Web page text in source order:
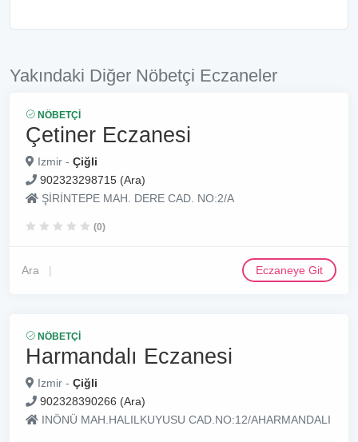
Yakındaki Diğer Nöbetçi Eczaneler
NÖBETÇI
Çetiner Eczanesi
Izmir - Çiğli
902323298715 (Ara)
ŞİRİNTEPE MAH. DERE CAD. NO:2/A
(0)
Ara Eczaneye Git
NÖBETÇI
Harmandalı Eczanesi
Izmir - Çiğli
902328390266 (Ara)
INÖNÜ MAH.HALILKUYUSU CAD.NO:12/AHARMANDALI